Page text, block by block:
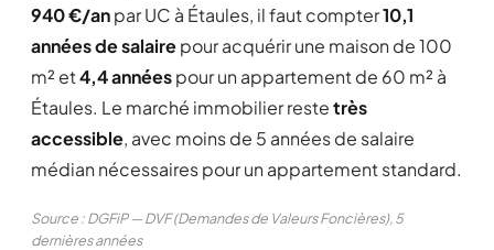
940 €/anpar UC à Étaules, il faut compter10,1
années de salairepour acquérir une maison de 100
m² et4,4 annéespour un appartement de 60 m² à
Étaules. Le marché immobilier restetrès
accessible, avec moins de 5 années de salaire
médian nécessaires pour un appartement standard.
Source : DGFiP — DVF (Demandes de Valeurs Foncières), 5
dernières années